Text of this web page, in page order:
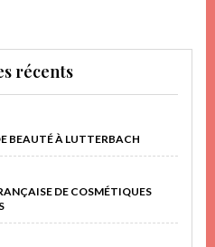
récents
BEAUTÉ À LUTTERBACH
DE COSMÉTIQUES